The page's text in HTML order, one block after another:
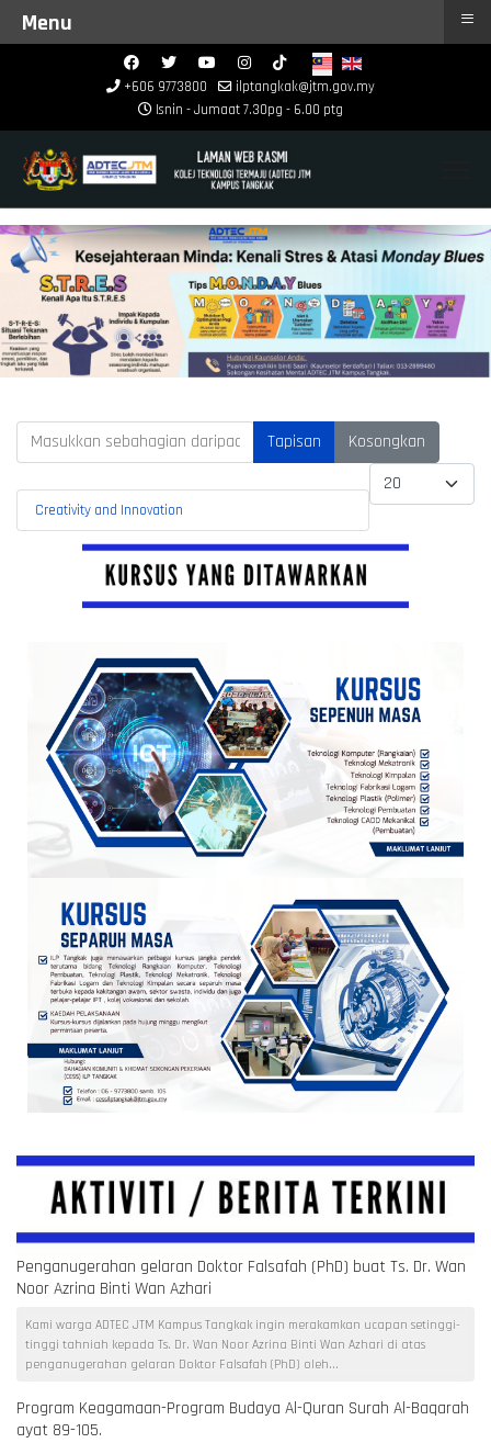
+606 9773800
ilptangkak@jtm.gov.my
Isnin - Jumaat 7.30pg - 6.00 ptg
Masukkan sebahagian daripada tajuk Tapisan Kosongkan
Creativity and Innovation
Penganugerahan gelaran Doktor Falsafah (PhD) buat Ts. Dr. Wan
Noor Azrina Binti Wan Azhari
Kami warga ADTEC JTM Kampus Tangkak ingin merakamkan ucapan setinggi-
tinggi tahniah kepada Ts. Dr. Wan Noor Azrina Binti Wan Azhari di atas
penganugerahan gelaran Doktor Falsafah (PhD) oleh...
Program Keagamaan-Program Budaya Al-Quran Surah Al-Baqarah
ayat 89-105.
Menu ≡